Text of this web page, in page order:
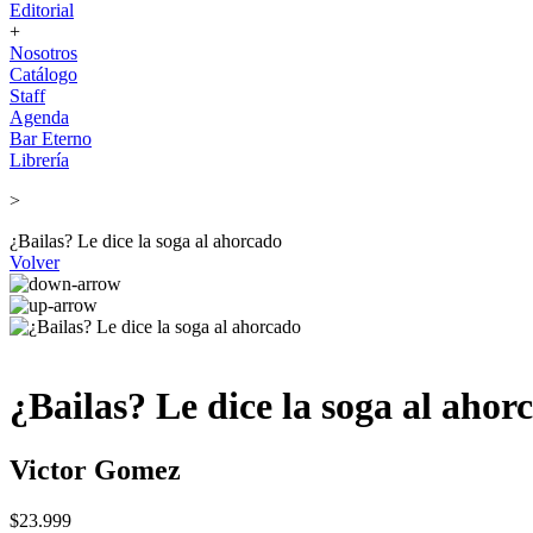
Editorial
+
Nosotros
Catálogo
Staff
Agenda
Bar Eterno
Librería
>
¿Bailas? Le dice la soga al ahorcado
Volver
¿Bailas? Le dice la soga al
Victor Gomez
$23.999